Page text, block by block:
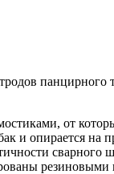
от
и опирается на